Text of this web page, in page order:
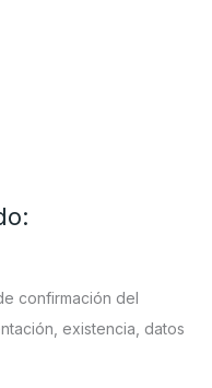
confirmación del
existencia, datos